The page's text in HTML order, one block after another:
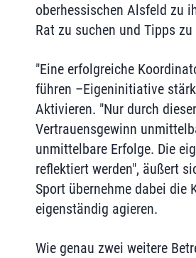
oberhessischen Alsfeld zu
Rat zu suchen und Tipps
"Eine erfolgreiche
führen –Eigeninitiative
Aktivieren. "Nur durch
Vertrauensgewinn
unmittelbare Erfolge. Die
reflektiert werden", äußert
Sport übernehme dabei die
eigenständig agieren.
Wie genau zwei weitere